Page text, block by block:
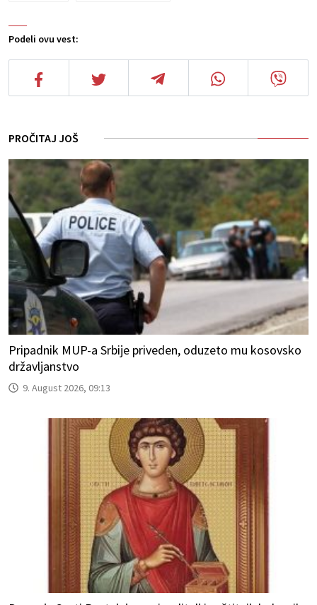
Podeli ovu vest:
PROČITAJ JOŠ
Pripadnik MUP-a Srbije priveden, oduzeto mu kosovsko
državljanstvo
9. August 2026, 09:13